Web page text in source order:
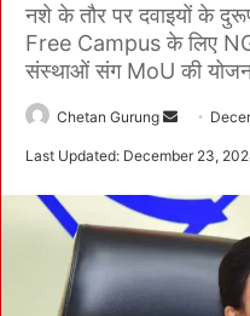
नशे के तौर पर दवाइयों के
Free Campus के लिए
संस्थाओं संग MoU की
Chetan Gurung
d
a
n
e
Last Updated: December 23,